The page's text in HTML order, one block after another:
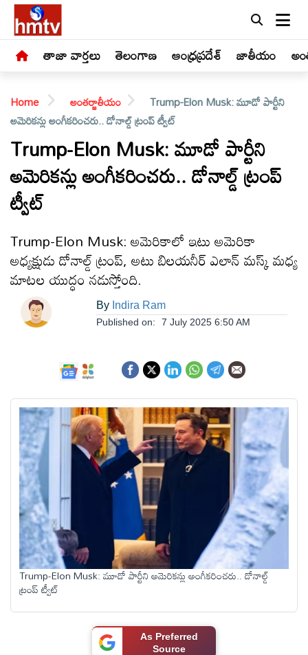
తాజా వార్తలు తెలంగాణ ఆంధ్రప్రదేశ్ జాతీయం
LIVE
తాజా
వార్తలు
తెలంగాణ
ఆంధ్రప్రదేశ్
జాతీయం
అంతర్జాతీయం
సినిమా
క్రీడలు
వ్యాపారం
లైఫ్
స్టైల్
Home అంతర్జాతీయం
Trump-Elon Musk: మూడో పార్టీని
అమెరికన్లు అంగీకరించరు.. డోనాల్డ్ ట్రంప్ ట్వీట్
Trump-Elon Musk: మూడో పార్టీని
అమెరికన్లు అంగీకరించరు.. డోనాల్డ్ ట్రంప్
ట్వీట్
Trump-Elon Musk: అమెరికాలో ఇటు అమెరికా
అధ్యక్షుడు డోనాల్డ్ ట్రంప్, అటు బిలయనీర్ ఎలాన్ మస్క్ మధ్య
మాటల యుద్ధం నడుస్తోంది.
By Indira Ram
Published on: 7 July 2025 6:50 AM
Trump-Elon Musk: మూడో పార్టీని అమెరికన్లు అంగీకరించరు.. డోనాల్డ్
ట్రంప్ ట్వీట్
As Preferred
Source